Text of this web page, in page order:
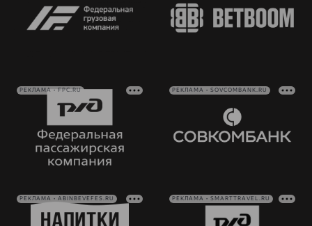
РЕКЛАМА • FPC.RU РЕКЛАМА • SOVCOMBANK.RU
РЕКЛАМА • ABINBEVEFES.RU РЕКЛАМА • SMARTTRAVEL.RU